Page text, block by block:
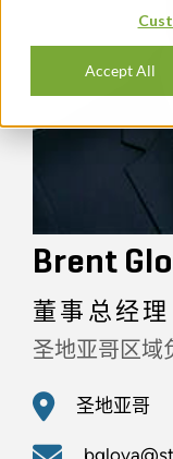
Accept All
Brent
董事总经理
圣地亚哥区域
圣地亚哥